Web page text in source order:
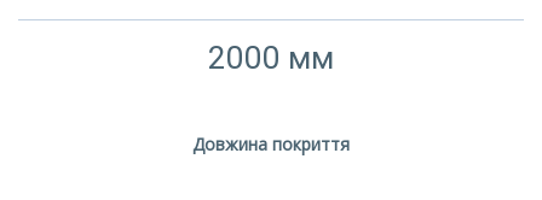
2000 мм
Довжина покриття